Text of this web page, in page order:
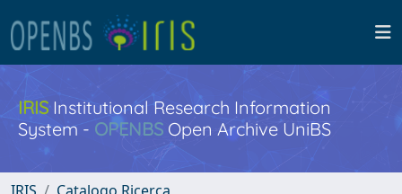
IRISInstitutional Research Information
System - OPENBS Open Archive UniBS